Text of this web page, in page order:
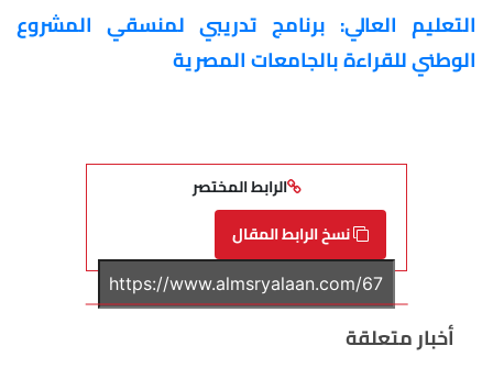
التعليم العالي: برنامج تدريبي لمنسقي المشروع
الوطني للقراءة بالجامعات المصرية
الرابط المختصر
نسخ الرابط المقال
أخبار متعلقة